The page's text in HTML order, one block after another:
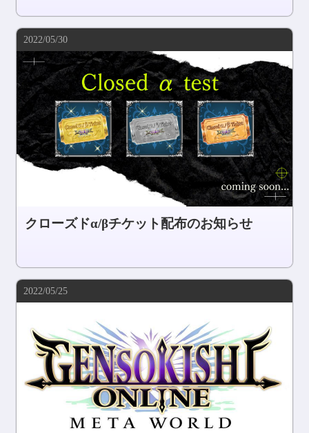
2022/05/30
クローズドα/βチケット配布のお知らせ
2022/05/25